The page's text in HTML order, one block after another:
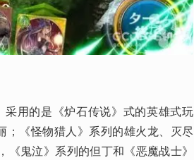
采用的是《炉石传说》式的英雄式玩
《怪物猎人》系列的雄火龙、灭尽
鬼泣》系列的但丁和《恶魔战士》